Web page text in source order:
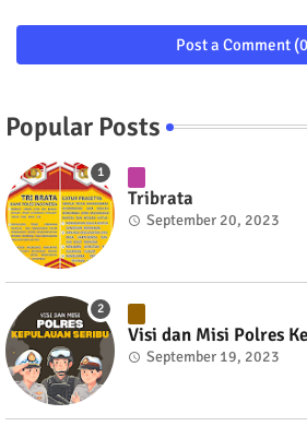
Post a Comment
Popular Posts
Tribrata
September 20, 2023
Visi dan Misi Polres
September 19, 2023